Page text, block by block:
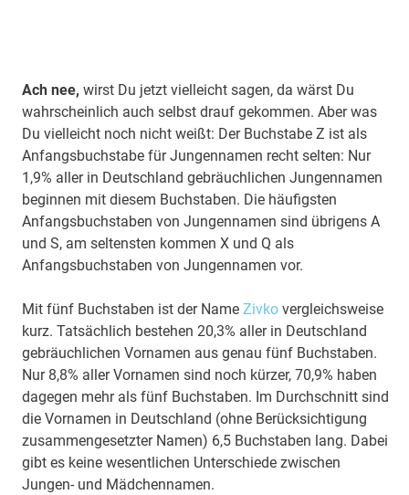
Ach nee, wirst Du jetzt vielleicht sagen, da wärst Du
wahrscheinlich auch selbst drauf gekommen. Aber was
Du vielleicht noch nicht weißt: Der Buchstabe Z ist als
Anfangsbuchstabe für Jungennamen recht selten: Nur
1,9% aller in Deutschland gebräuchlichen Jungennamen
beginnen mit diesem Buchstaben. Die häufigsten
Anfangsbuchstaben von Jungennamen sind übrigens A
und S, am seltensten kommen X und Q als
Anfangsbuchstaben von Jungennamen vor.
Mit fünf Buchstaben ist der Name Zivko vergleichsweise
kurz. Tatsächlich bestehen 20,3% aller in Deutschland
gebräuchlichen Vornamen aus genau fünf Buchstaben.
Nur 8,8% aller Vornamen sind noch kürzer, 70,9% haben
dagegen mehr als fünf Buchstaben. Im Durchschnitt sind
die Vornamen in Deutschland (ohne Berücksichtigung
zusammengesetzter Namen) 6,5 Buchstaben lang. Dabei
gibt es keine wesentlichen Unterschiede zwischen
Jungen- und Mädchennamen.